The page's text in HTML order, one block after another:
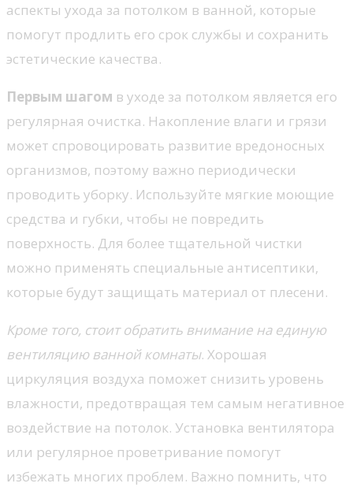
аспекты ухода за потолком в ванной, которые
помогут продлить его срок службы и сохранить
эстетические качества.
Первым шагом в уходе за потолком является его
регулярная очистка. Накопление влаги и грязи
может спровоцировать развитие вредоносных
организмов, поэтому важно периодически
проводить уборку. Используйте мягкие моющие
средства и губки, чтобы не повредить
поверхность. Для более тщательной чистки
можно применять специальные антисептики,
которые будут защищать материал от плесени.
Кроме того, стоит обратить внимание на единую
вентиляцию ванной комнаты. Хорошая
циркуляция воздуха поможет снизить уровень
влажности, предотвращая тем самым негативное
воздействие на потолок. Установка вентилятора
или регулярное проветривание помогут
избежать многих проблем. Важно помнить, что